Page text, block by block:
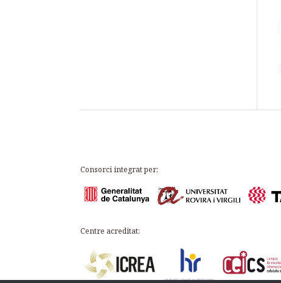
Consorci integrat per:
Centre acreditat: